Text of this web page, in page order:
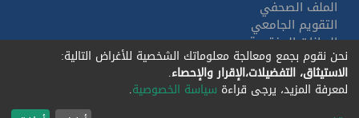
الملف الصحفي
التقويم الجامعي
البيانات المفتوحة
هوية الجامعة
جميع الحقوق برمجيات دي سبيس 7.4
ليراسيس- تنفيذ
نحن نقوم بجمع ومعالجة معلوماتك الشخصية للأغراض التالية:
الاستيثاق، التفضيلات،الإقرار والإحصاء.
لمعرفة المزيد، يرجى قراءة سياسة الخصوصية.